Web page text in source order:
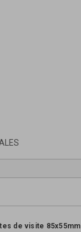
de visite 85x55mm